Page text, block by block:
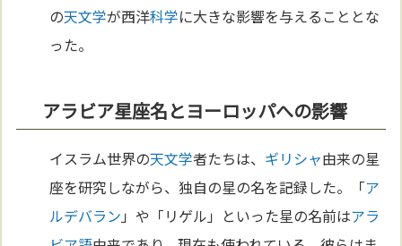
の天文学が西洋科学に大きな影響を与えることとな
った。
アラビア星座名とヨーロッパへの影響
イスラム世界の天文学者たちは、 ギリシャ由来の星
座を研究しながら、独自の星の名を記録した。「ア
ルデバラン 」や「リゲル」といった星の名前はアラ